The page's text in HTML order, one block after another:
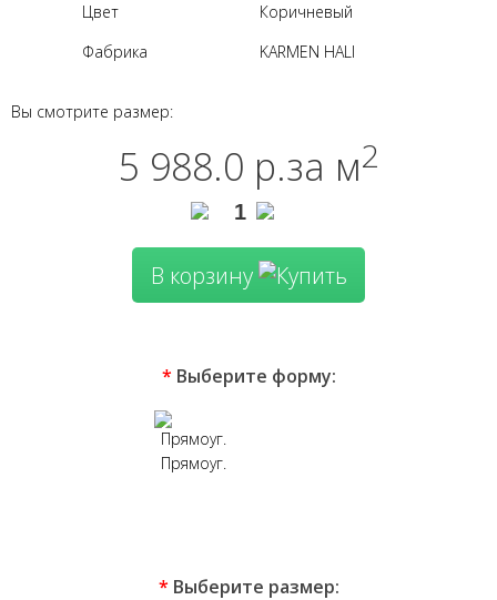
Цвет
Коричневый
Фабрика
KARMEN HALI
Вы смотрите размер:
5 988.0 р.за м2
В корзину
* Выберите форму:
Прямоуг.
* Выберите размер: